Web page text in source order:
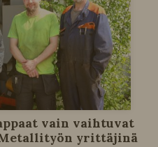
vain vaihtuvat
yrittäjinä